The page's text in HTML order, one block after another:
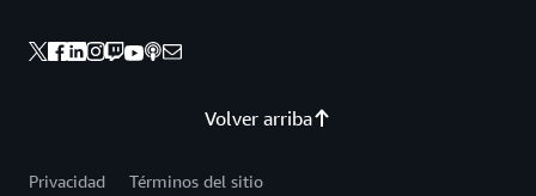
Volver arriba
Privacidad
Términos del sitio